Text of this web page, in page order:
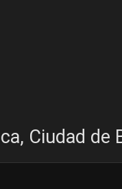
Ciudad de